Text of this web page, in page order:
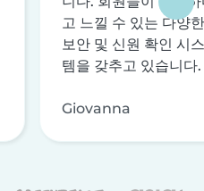
고 느낄 수 있는 다양한
보안 및 신원 확인 시스
템을 갖추고 있습니다.
Giovanna